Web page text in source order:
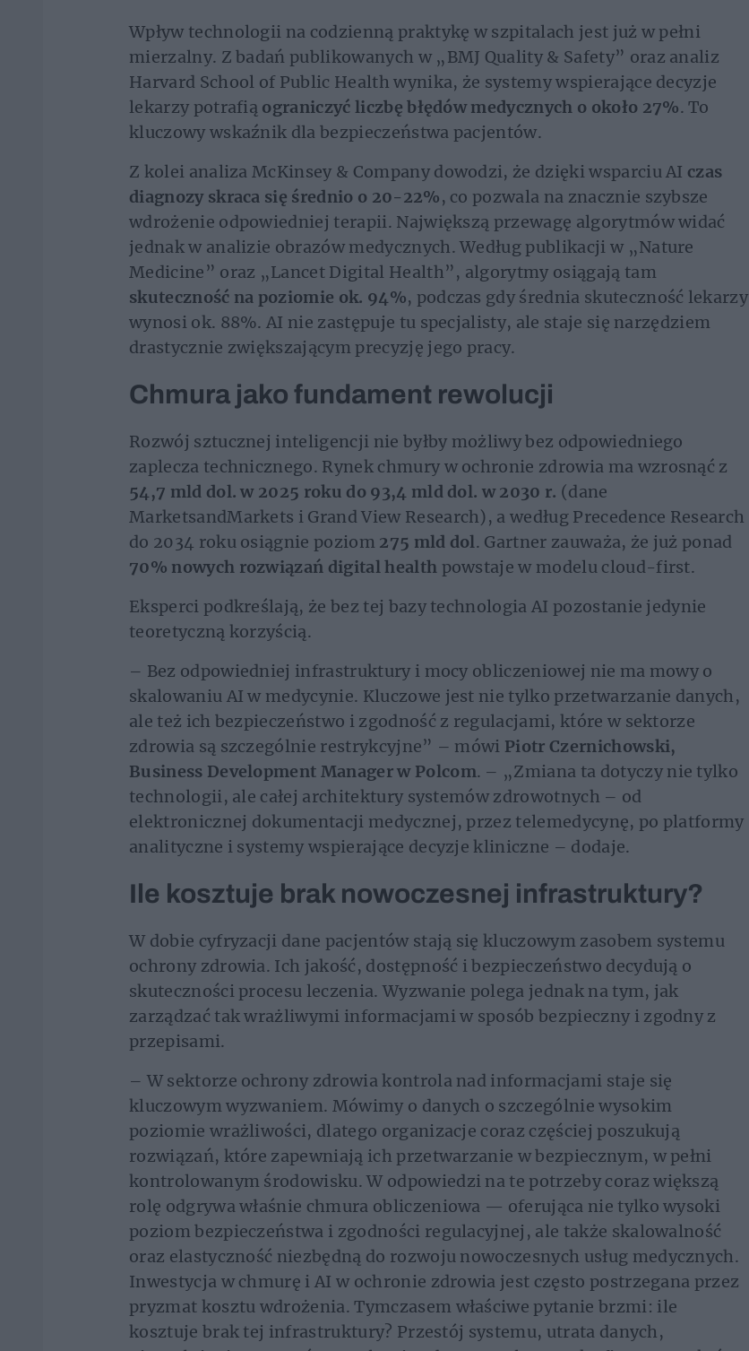
Wpływ technologii na codzienną praktykę w szpitalach jest już w pełni
mierzalny. Z badań publikowanych w „BMJ Quality & Safety” oraz analiz
Harvard School of Public Health wynika, że systemy wspierające decyzje
lekarzy potrafią ograniczyć liczbę błędów medycznych o około 27%. To
kluczowy wskaźnik dla bezpieczeństwa pacjentów.
Z kolei analiza McKinsey & Company dowodzi, że dzięki wsparciu AI czas
diagnozy skraca się średnio o 20-22%, co pozwala na znacznie szybsze
wdrożenie odpowiedniej terapii. Największą przewagę algorytmów widać
jednak w analizie obrazów medycznych. Według publikacji w „Nature
Medicine” oraz „Lancet Digital Health”, algorytmy osiągają tam
skuteczność na poziomie ok. 94%, podczas gdy średnia skuteczność lekarzy
wynosi ok. 88%. AI nie zastępuje tu specjalisty, ale staje się narzędziem
drastycznie zwiększającym precyzję jego pracy.
Chmura jako fundament rewolucji
Rozwój sztucznej inteligencji nie byłby możliwy bez odpowiedniego
zaplecza technicznego. Rynek chmury w ochronie zdrowia ma wzrosnąć z
54,7 mld dol. w 2025 roku do 93,4 mld dol. w 2030 r. (dane
MarketsandMarkets i Grand View Research), a według Precedence Research
do 2034 roku osiągnie poziom 275 mld dol. Gartner zauważa, że już ponad
70% nowych rozwiązań digital health powstaje w modelu cloud-first.
Eksperci podkreślają, że bez tej bazy technologia AI pozostanie jedynie
teoretyczną korzyścią.
– Bez odpowiedniej infrastruktury i mocy obliczeniowej nie ma mowy o
skalowaniu AI w medycynie. Kluczowe jest nie tylko przetwarzanie danych,
ale też ich bezpieczeństwo i zgodność z regulacjami, które w sektorze
zdrowia są szczególnie restrykcyjne” – mówi Piotr Czernichowski,
Business Development Manager w Polcom. – „Zmiana ta dotyczy nie tylko
technologii, ale całej architektury systemów zdrowotnych – od
elektronicznej dokumentacji medycznej, przez telemedycynę, po platformy
analityczne i systemy wspierające decyzje kliniczne – dodaje.
Ile kosztuje brak nowoczesnej infrastruktury?
W dobie cyfryzacji dane pacjentów stają się kluczowym zasobem systemu
ochrony zdrowia. Ich jakość, dostępność i bezpieczeństwo decydują o
skuteczności procesu leczenia. Wyzwanie polega jednak na tym, jak
zarządzać tak wrażliwymi informacjami w sposób bezpieczny i zgodny z
przepisami.
– W sektorze ochrony zdrowia kontrola nad informacjami staje się
kluczowym wyzwaniem. Mówimy o danych o szczególnie wysokim
poziomie wrażliwości, dlatego organizacje coraz częściej poszukują
rozwiązań, które zapewniają ich przetwarzanie w bezpiecznym, w pełni
kontrolowanym środowisku. W odpowiedzi na te potrzeby coraz większą
rolę odgrywa właśnie chmura obliczeniowa — oferująca nie tylko wysoki
poziom bezpieczeństwa i zgodności regulacyjnej, ale także skalowalność
oraz elastyczność niezbędną do rozwoju nowoczesnych usług medycznych.
Inwestycja w chmurę i AI w ochronie zdrowia jest często postrzegana przez
pryzmat kosztu wdrożenia. Tymczasem właściwe pytanie brzmi: ile
kosztuje brak tej infrastruktury? Przestój systemu, utrata danych,